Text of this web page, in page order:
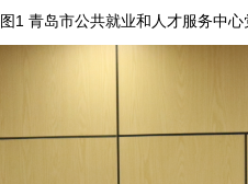
图1 青岛市公共就业和人才服务中